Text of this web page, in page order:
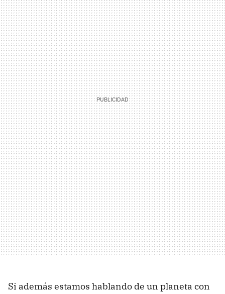
Si además estamos hablando de un planeta con